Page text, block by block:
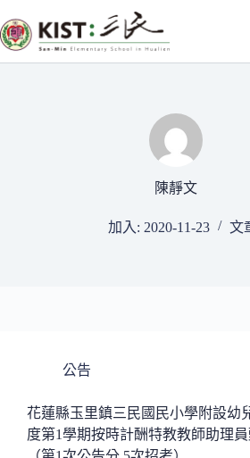
至
主
陳靜文
加入: 2020-11-23 文
公告
花蓮縣玉里鎮三民國民小學附設幼
度第1學期按時計酬特教教師助理